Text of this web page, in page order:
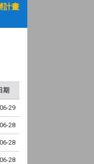
計畫
期
29
28
28
28